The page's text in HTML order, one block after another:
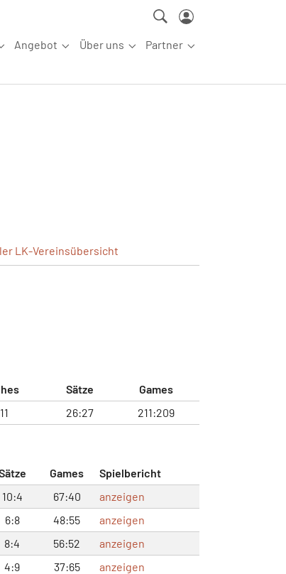
Submenu for "Aus-/Fortbildung"
Angebot
Submenu for "Angebot"
Über uns
Submenu for "Über uns"
Partner
Submenu for
LK-Vereinsübersicht
Sätze
Games
26:27 211:209
Games
Spielbericht
10:4 67:40
anzeigen
6:8 48:55
anzeigen
8:4 56:52
anzeigen
4:9 37:65 anzeigen